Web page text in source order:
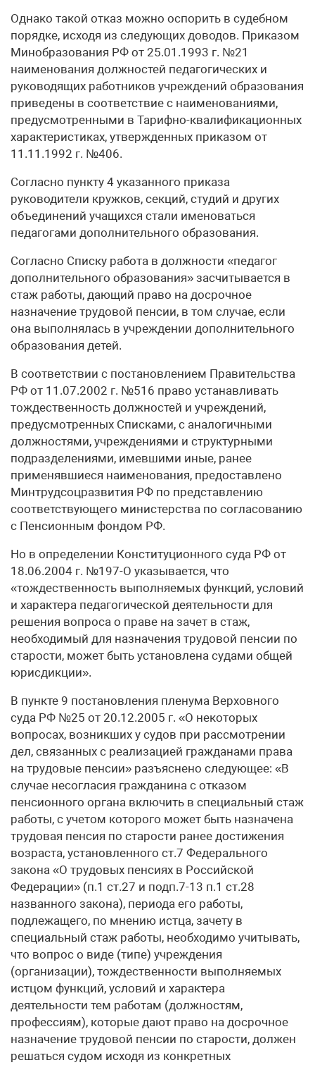
Однако такой отказ можно оспорить в судебном
порядке, исходя из следующих доводов. Приказом
Минобразования РФ от 25.01.1993 г. №21
наименования должностей педагогических и
руководящих работников учреждений образования
приведены в соответствие с наименованиями,
предусмотренными в Тарифно-квалификационных
характеристиках, утвержденных приказом от
11.11.1992 г. №406.
Согласно пункту 4 указанного приказа
руководители кружков, секций, студий и других
объединений учащихся стали именоваться
педагогами дополнительного образования.
Согласно Списку работа в должности «педагог
дополнительного образования» засчитывается в
стаж работы, дающий право на досрочное
назначение трудовой пенсии, в том случае, если
она выполнялась в учреждении дополнительного
образования детей.
В соответствии с постановлением Правительства
РФ от 11.07.2002 г. №516 право устанавливать
тождественность должностей и учреждений,
предусмотренных Списками, с аналогичными
должностями, учреждениями и структурными
подразделениями, имевшими иные, ранее
применявшиеся наименования, предоставлено
Минтрудсоцразвития РФ по представлению
соответствующего министерства по согласованию
с Пенсионным фондом РФ.
Но в определении Конституционного суда РФ от
18.06.2004 г. №197-О указывается, что
«тождественность выполняемых функций, условий
и характера педагогической деятельности для
решения вопроса о праве на зачет в стаж,
необходимый для назначения трудовой пенсии по
старости, может быть установлена судами общей
юрисдикции».
В пункте 9 постановления пленума Верховного
суда РФ №25 от 20.12.2005 г. «О некоторых
вопросах, возникших у судов при рассмотрении
дел, связанных с реализацией гражданами права
на трудовые пенсии» разъяснено следующее: «В
случае несогласия гражданина с отказом
пенсионного органа включить в специальный стаж
работы, с учетом которого может быть назначена
трудовая пенсия по старости ранее достижения
возраста, установленного ст.7 Федерального
закона «О трудовых пенсиях в Российской
Федерации» (п.1 ст.27 и подп.7-13 п.1 ст.28
названного закона), периода его работы,
подлежащего, по мнению истца, зачету в
специальный стаж работы, необходимо учитывать,
что вопрос о виде (типе) учреждения
(организации), тождественности выполняемых
истцом функций, условий и характера
деятельности тем работам (должностям,
профессиям), которые дают право на досрочное
назначение трудовой пенсии по старости, должен
решаться судом исходя из конкретных